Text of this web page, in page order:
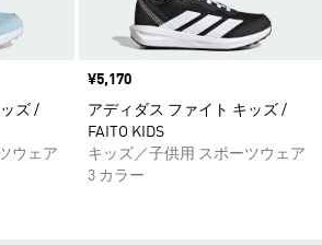
ズ /
ウェア
価格
¥5,170
アディダス ファイト キッズ /
FAITO KIDS
キッズ／子供用 スポーツウェア
3 カラー